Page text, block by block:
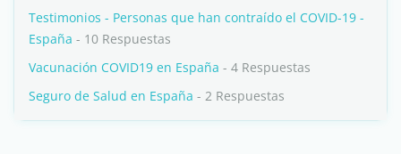
Testimonios - Personas que han contraído el COVID-19 -
España - 10 Respuestas
Vacunación COVID19 en España - 4 Respuestas
Seguro de Salud en España - 2 Respuestas